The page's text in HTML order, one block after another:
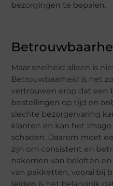
bezorgingen te bepalen.
Maar snelheid alleen is
Betrouwbaarheid is net
vertrouwen erop dat een
bestellingen op tijd en
slechte bezorgervaring
klanten en kan het
schaden. Daarom moet
zijn om consistent en
nakomen van beloften
van pakketten, vooral bij
leiden is het belangrijk